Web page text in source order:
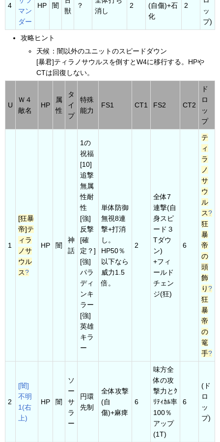
4
マン
ダー
HP 闇
獣
？
消し
2
(自傷)+石
化
2
ッ
プ)
攻略ヒント
天候：闇以外のユニットのスピードダウン
[暴君]ティラノサウルスを倒すとW4に移行する。HPや
CTは回復しない。
U
Ｗ４
敵名
HP
属
性
タ
イ
プ
特殊
能力
FS1 CT1 FS2 CT2
ド
ロ
ッ
プ
1
[狂暴
帝]テ
ィラ
ノサ
ウル
ス?
HP 闇
神
話
1の
祝福
[10]
追撃
無属
性耐
性
[強]
反撃
[確
定？]
[強]
パラ
ディ
ンキ
ラー
[強]
英雄
キラ
ー
単体防御
無視8連
撃+打消
し。
HP50％
以下なら
威力1.5
倍。
2
全体7
連撃(自
身スピ
ード３
Tダウ
ン)
+フィ
ールド
チェン
ジ(狂)
6
テ
ィ
ラ
ノ
サ
ウ
ル
ス?
狂
暴
帝
の
頭
飾
り?
狂
暴
帝
の
篭
手?
2
[闇]
不明
1(右
上)
HP 闇
ソ
ー
サ
ラ
ー
円環
先制
全体攻撃
(自
傷)+麻痺
6
味方全
体の攻
撃力とｸ
ﾘﾃｨｶﾙ率
100％
アップ
(1T)
6
(ド
ロ
ッ
プ)